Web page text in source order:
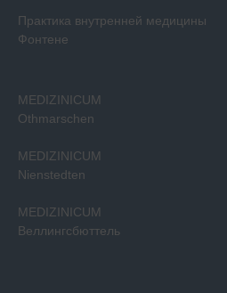
Практика внутренней медицины
Фонтене
MEDIZINICUM
Othmarschen
MEDIZINICUM
Nienstedten
MEDIZINICUM
Веллингсбюттель